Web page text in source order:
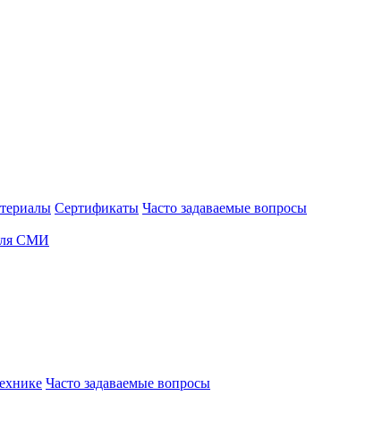
Сертификаты Часто задаваемые вопросы
СМИ
Часто задаваемые вопросы